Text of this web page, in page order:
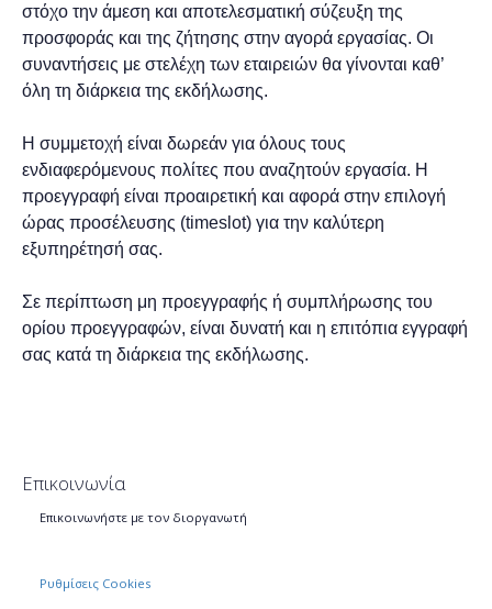
στόχο την άμεση και αποτελεσματική σύζευξη της
προσφοράς και της ζήτησης στην αγορά εργασίας. Οι
συναντήσεις με στελέχη των εταιρειών θα γίνονται καθ’
όλη τη διάρκεια της εκδήλωσης.
Η συμμετοχή είναι δωρεάν για όλους τους
ενδιαφερόμενους πολίτες που αναζητούν εργασία. Η
προεγγραφή είναι προαιρετική και αφορά στην επιλογή
ώρας προσέλευσης (timeslot) για την καλύτερη
εξυπηρέτησή σας.
Σε περίπτωση μη προεγγραφής ή συμπλήρωσης του
ορίου προεγγραφών, είναι δυνατή και η επιτόπια εγγραφή
σας κατά τη διάρκεια της εκδήλωσης.
Επικοινωνία
Επικοινωνήστε με τον διοργανωτή
Ρυθμίσεις Cookies